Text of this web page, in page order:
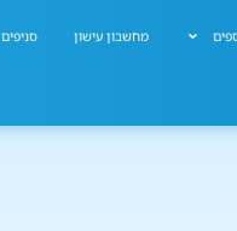
מחשבון עישון סניפים